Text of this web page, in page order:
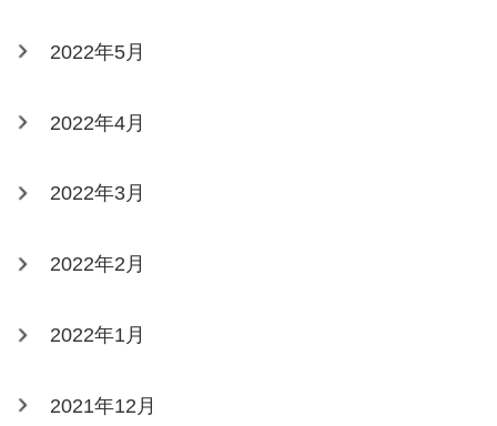
2022年5月
2022年4月
2022年3月
2022年2月
2022年1月
2021年12月